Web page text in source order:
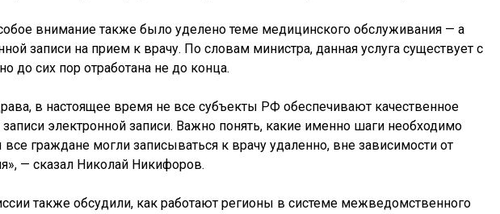
внимание также было уделено теме медицинского обслуживания — а
записи на прием к врачу. По словам министра, данная услуга существует с
до сих пор отработана не до конца.
в настоящее время не все субъекты РФ обеспечивают качественное
электронной записи. Важно понять, какие именно шаги необходимо
все граждане могли записываться к врачу удаленно, вне зависимости от
— сказал Николай Никифоров.
также обсудили, как работают регионы в системе межведомственного